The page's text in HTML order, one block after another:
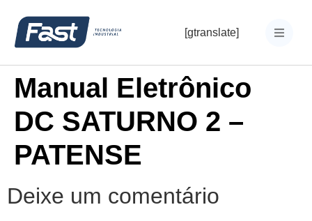
[gtranslate]
Manual Eletrônico
DC SATURNO 2 –
PATENSE
Deixe um comentário